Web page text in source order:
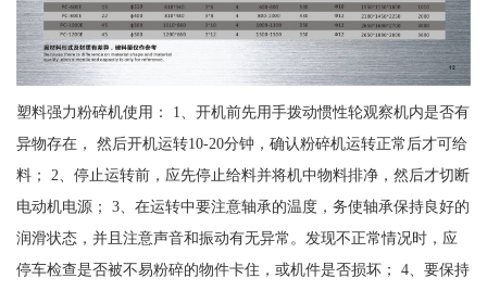
塑料强力粉碎机使用： 1、开机前先用手拨动惯性轮观察机内是否有
异物存在， 然后开机运转10-20分钟，确认粉碎机运转正常后才可给
料； 2、停止运转前，应先停止给料并将机中物料排净，然后才切断
电动机电源； 3、在运转中要注意轴承的温度，务使轴承保持良好的
润滑状态，并且注意声音和振动有无异常。发现不正常情况时，应
停车检查是否被不易粉碎的物件卡住，或机件是否损坏； 4、要保持